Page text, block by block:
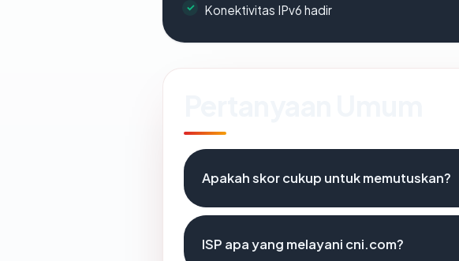
Konektivitas IPv6 hadir
Apakah skor cukup untuk memutuskan?
ISP apa yang melayani cni.com?